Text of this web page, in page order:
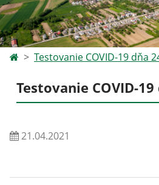
Testovanie COVID-19 dňa
Testovanie COVID-19
21.04.2021